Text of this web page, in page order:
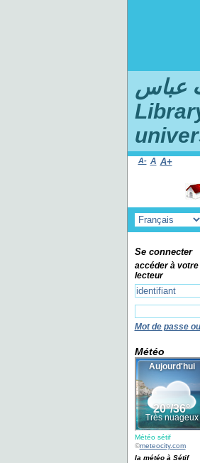
WELCOME TO
A- A A+
Se connecter
accéder à
lecteur
Mot de passe
Météo
Météo sétif
©meteocity.com
la météo à Sétif